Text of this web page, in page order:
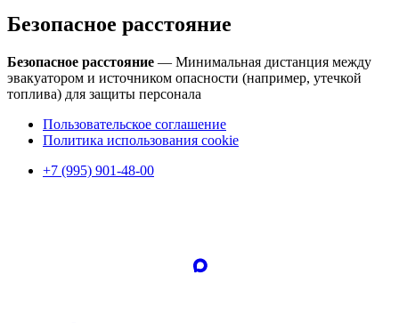
Безопасное расстояние
Безопасное расстояние — Минимальная дистанция между
эвакуатором и источником опасности (например, утечкой
топлива) для защиты персонала
Пользовательское соглашение
Политика использования cookie
+7 (995) 901-48-00